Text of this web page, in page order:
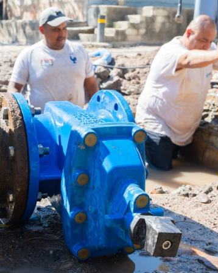
En Ocupación Hotelera En Mayo, Junio Y Julio
Tras Viajar A Puerto Vallarta Por Una Oferta De
Puerto Vallarta Ante La Virgen De Guadalupe
Nacional Para Sembrar 6.6 Millones De Árboles
De Un Menor De 13 Años En Puerto Vallarta
Las Principales Causas De Enfermedad En
Cultura En Mascota Con Nuevo Auditorio
Los Archivos Municipales En Puerto Vallarta
Combate Al CJNG Con Nuevos Cargos Y Objetivos
Márquez, Desaparecido En Puerto Vallarta
Sustento Legal De Las Descargas Residuales Al Mar
Ambiental Por Incendios Históricos
De Tritones Vallarta; Será Financiado Por Privados
En Puerto Vallarta, ¿para Quiénes Aplica Y Cómo
Explosión De Una Pipa En Tlaquepaque (VIDEO)